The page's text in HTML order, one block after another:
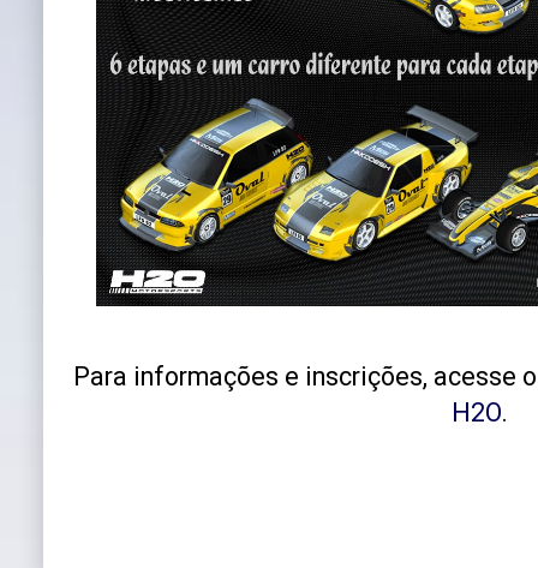
Para informações e inscrições, acesse
H2O.